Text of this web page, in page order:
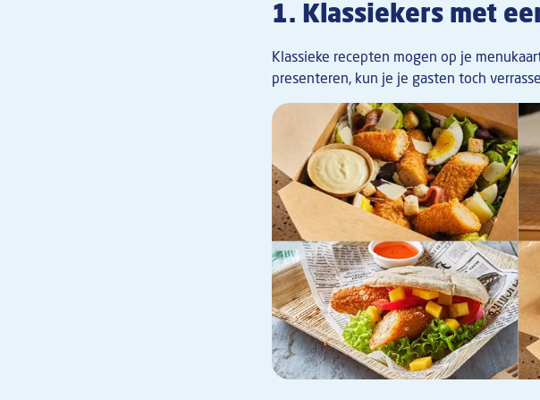
1. Klassiekers met
Klassieke recepten mogen op je
presenteren, kun je je gasten toch
Afbeelding